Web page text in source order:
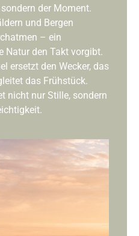
der Moment.
und Bergen
– ein
Natur den Takt vorgibt.
ersetzt den Wecker, das
das Frühstück.
nicht nur Stille, sondern